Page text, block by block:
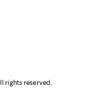
rights reserved.